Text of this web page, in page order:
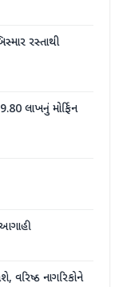
રસ્તાથી
લાખનું મોર્ફિન
વરિષ્ઠ નાગરિકોને